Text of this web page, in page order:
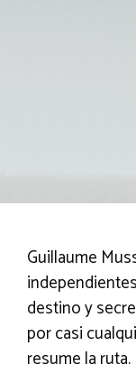
Guillaume
destino y
por casi
resume la